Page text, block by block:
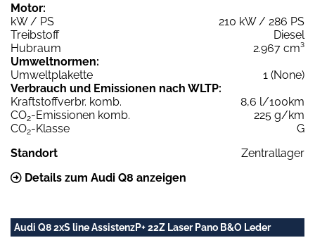
Motor:
kW / PS
210 kW / 286 PS
Treibstoff
Diesel
Hubraum
2.967 cm³
Umweltnormen:
Umweltplakette
1 (None)
Verbrauch und Emissionen nach WLTP:
Kraftstoffverbr. komb.
8,6 l/100km
CO2-Emissionen komb.
225 g/km
CO2-Klasse
G
Standort
Zentrallager
Details zum Audi Q8 anzeigen
Audi Q8 2xS line AssistenzP+ 22Z Laser Pano B&O Leder